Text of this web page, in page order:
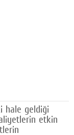
hale geldiği
etkin